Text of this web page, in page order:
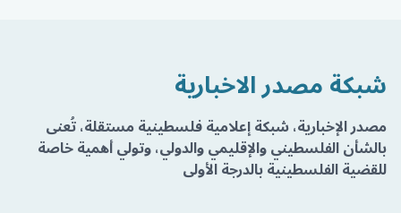
شبكة مصدر الاخبارية
مصدر الإخبارية، شبكة إعلامية فلسطينية مستقلة، تُعنى
بالشأن الفلسطيني والإقليمي والدولي، وتولي أهمية خاصة
للقضية الفلسطينية بالدرجة الأولى